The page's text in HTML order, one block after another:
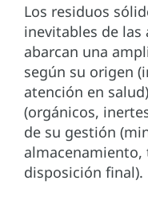
Los residuos
inevitables de las
abarcan una
según su origen
atención en
(orgánicos,
de su gestión
disposición final).